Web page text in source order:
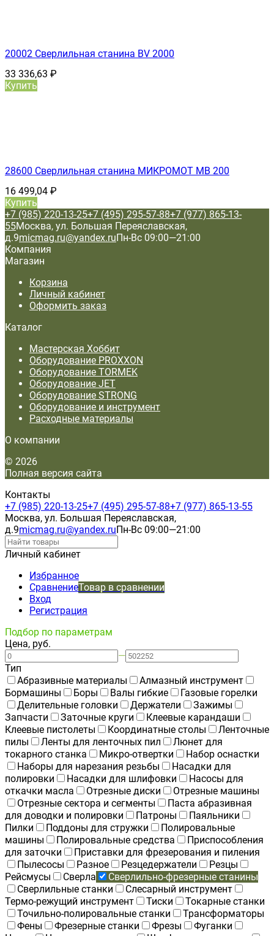
20002 Сверлильная станина BV 2000
33 336,63 ₽
Купить
28600 Сверлильная станина МИКРОМОТ МВ 200
16 499,04 ₽
Купить
+7 (985) 220-13-25+7 (495) 295-57-88+7 (977) 865-13-
55Москва, ул. Большая Переяславская,
д.9micmag.ru@yandex.ruПн-Вс 09:00—21:00
Компания
Магазин
Корзина
Личный кабинет
Оформить заказ
Каталог
Мастерская Хоббит
Оборудование PROXXON
Оборудование TORMEK
Оборудование JET
Оборудование STRONG
Оборудование и инструмент
Расходные материалы
О компании
© 2026
Полная версия сайта
Контакты
+7 (985) 220-13-25+7 (495) 295-57-88+7 (977) 865-13-55
Москва, ул. Большая Переяславская,
д.9micmag.ru@yandex.ruПн-Вс 09:00—21:00
Личный кабинет
Избранное
СравнениеТовар в сравнении
Вход
Регистрация
Подбор по параметрам
Цена, руб.
—
Тип
Абразивные материалы
Алмазный инструмент
Бормашины
Боры Валы гибкие
Газовые горелки
Делительные головки
Держатели
Зажимы
Запчасти
Заточные круги
Клеевые карандаши
Клеевые пистолеты
Координатные столы
Ленточные
пилы
Ленты для ленточных пил
Люнет для
токарного станка
Микро-отвертки
Набор оснастки
Наборы для нарезания резьбы
Насадки для
полировки
Насадки для шлифовки
Насосы для
откачки масла
Отрезные диски
Отрезные машины
Отрезные сектора и сегменты
Паста абразивная
для доводки и полировки
Патроны
Паяльники
Пилки
Поддоны для стружки
Полировальные
машины
Полировальные средства
Приспособления
для заточки
Приставки для фрезерования и пиления
Пылесосы
Разное Резцедержатели
Резцы
Рейсмусы
Сверла
Сверлильно-фрезерные станины
Сверлильные станки
Слесарный инструмент
Термо-режущий инструмент
Тиски
Токарные станки
Точильно-полировальные станки
Трансформаторы
Фены
Фрезерные станки Фрезы
Фуганки